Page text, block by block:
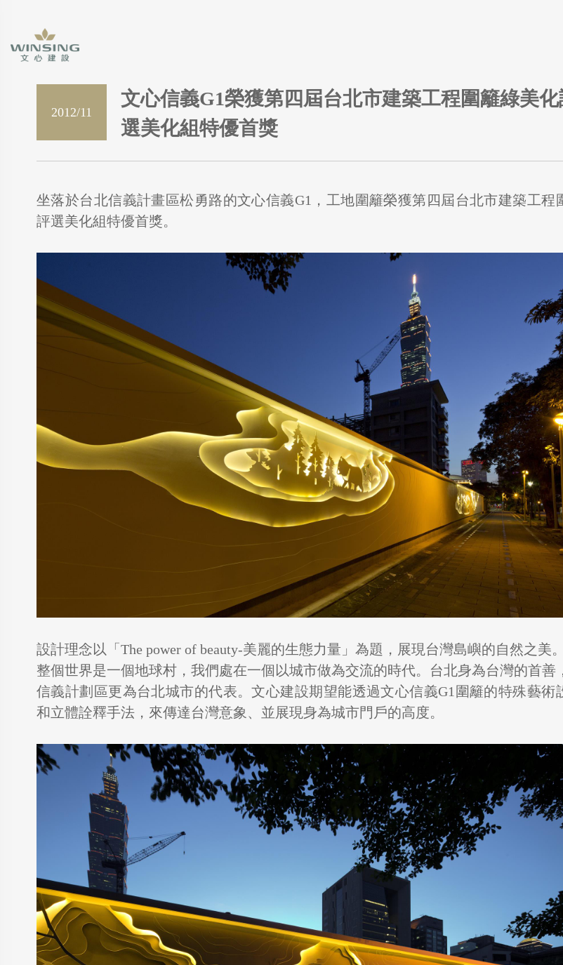
2012/11
文心信義G1榮獲第四屆台北市建築工程圍籬綠美化
選美化組特優首獎
坐落於台北信義計畫區松勇路的文心信義G1，工地圍籬榮獲第四屆台北市建築工程
評選美化組特優首獎。
設計理念以「The power of beauty-美麗的生態力量」為題，展現台灣島嶼的自然之美。
整個世界是一個地球村，我們處在一個以城市做為交流的時代。台北身為台灣的首善
信義計劃區更為台北城市的代表。文心建設期望能透過文心信義G1圍籬的特殊藝術
和立體詮釋手法，來傳達台灣意象、並展現身為城市門戶的高度。